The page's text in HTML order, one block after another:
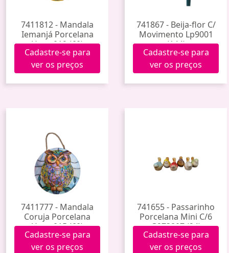
7411812 - Mandala
Iemanjá Porcelana
Hxgy-019 (60)
Cadastre-se para
ver os preços
741867 - Beija-flor C/
Movimento Lp9001
(144)
Cadastre-se para
ver os preços
7411777 - Mandala
Coruja Porcelana
Hxgy-015 (60)
Cadastre-se para
ver os preços
741655 - Passarinho
Porcelana Mini C/6
G273807 (24)
Cadastre-se para
ver os preços